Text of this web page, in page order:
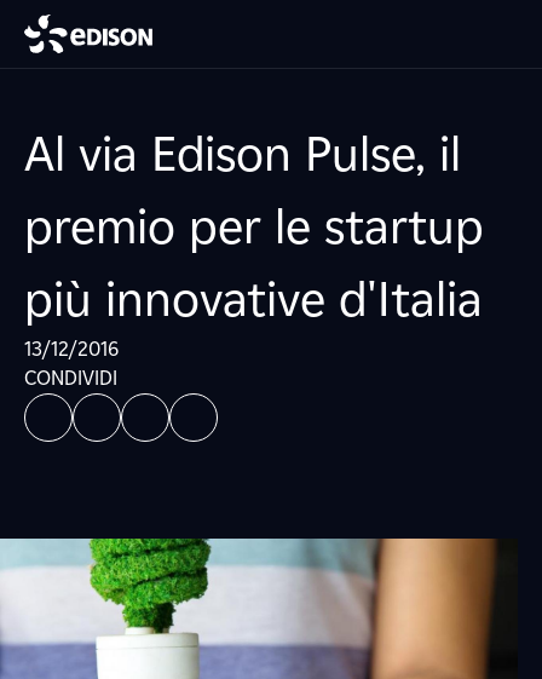
Al via Edison Pulse, il
premio per le startup
più innovative d'Italia
13/12/2016
CONDIVIDI